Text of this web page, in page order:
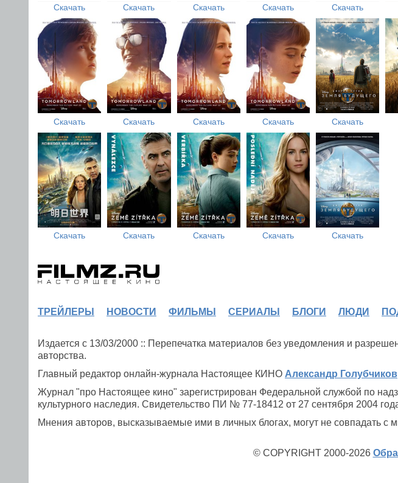
Скачать Скачать Скачать Скачать Скачать
Скачать Скачать Скачать Скачать Скачать
Скачать Скачать Скачать Скачать Скачать
ТРЕЙЛЕРЫ НОВОСТИ ФИЛЬМЫ СЕРИАЛЫ БЛОГИ ЛЮДИ
Издается с 13/03/2000 :: Перепечатка материалов без уведомления и
авторства.
Главный редактор онлайн-журнала Настоящее КИНО Александр Голубчиков
Журнал "про Настоящее кино" зарегистрирован Федеральной службой по
культурного наследия. Свидетельство ПИ № 77-18412 от 27 сентября 2004
Мнения авторов, высказываемые ими в личных блогах, могут не совпадать с
© COPYRIGHT 2000-2026